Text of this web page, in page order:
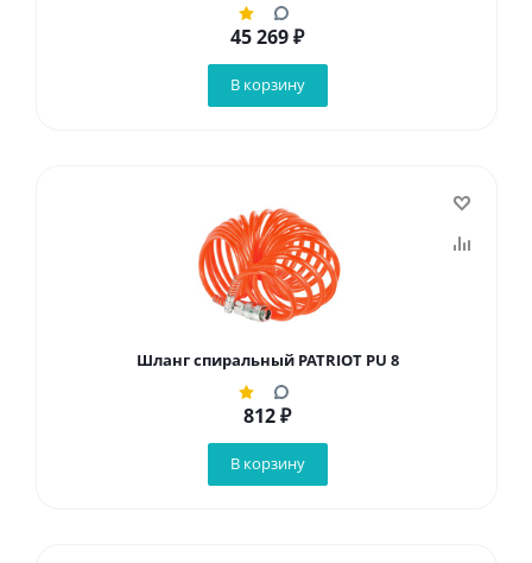
45 269₽
В корзину
Шланг спиральный PATRIOT PU 8
812₽
В корзину